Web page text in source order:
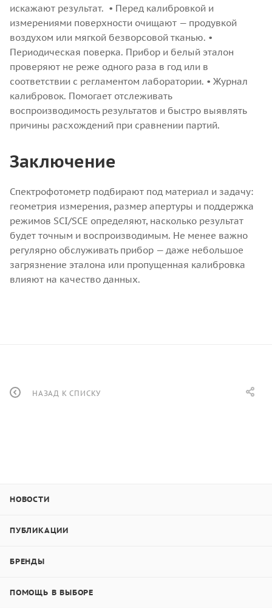
искажают результат. • Перед калибровкой и
измерениями поверхности очищают — продувкой
воздухом или мягкой безворсовой тканью. •
Периодическая поверка. Прибор и белый эталон
проверяют не реже одного раза в год или в
соответствии с регламентом лаборатории. • Журнал
калибровок. Помогает отслеживать
воспроизводимость результатов и быстро выявлять
причины расхождений при сравнении партий.
Заключение
Спектрофотометр подбирают под материал и задачу:
геометрия измерения, размер апертуры и поддержка
режимов SCI/SCE определяют, насколько результат
будет точным и воспроизводимым. Не менее важно
регулярно обслуживать прибор — даже небольшое
загрязнение эталона или пропущенная калибровка
влияют на качество данных.
НАЗАД К СПИСКУ
НОВОСТИ
ПУБЛИКАЦИИ
БРЕНДЫ
ПОМОЩЬ В ВЫБОРЕ